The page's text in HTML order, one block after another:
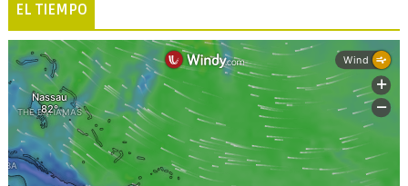
EL TIEMPO